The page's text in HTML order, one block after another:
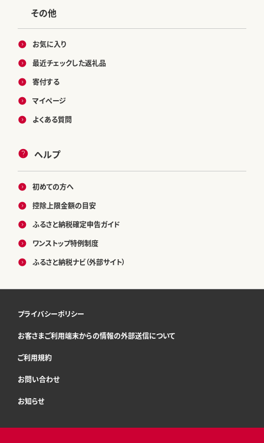
その他
お気に入り
最近チェックした返礼品
寄付する
マイページ
よくある質問
ヘルプ
初めての方へ
控除上限金額の目安
ふるさと納税確定申告ガイド
ワンストップ特例制度
ふるさと納税ナビ（外部サイト）
プライバシーポリシー
お客さまご利用端末からの情報の外部送信について
ご利用規約
お問い合わせ
お知らせ